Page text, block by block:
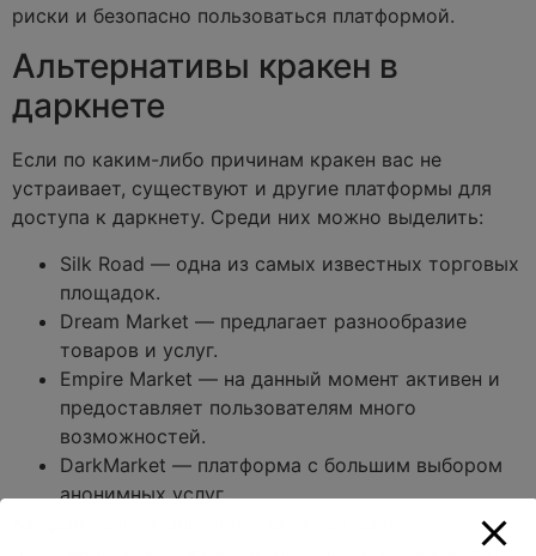
риски и безопасно пользоваться платформой.
Альтернативы кракен в
даркнете
Если по каким-либо причинам кракен вас не
устраивает, существуют и другие платформы для
доступа к даркнету. Среди них можно выделить:
Silk Road — одна из самых известных торговых
площадок.
Dream Market — предлагает разнообразие
товаров и услуг.
Empire Market — на данный момент активен и
предоставляет пользователям много
возможностей.
DarkMarket — платформа с большим выбором
анонимных услуг.
особенности, которые также стоит учитывать при